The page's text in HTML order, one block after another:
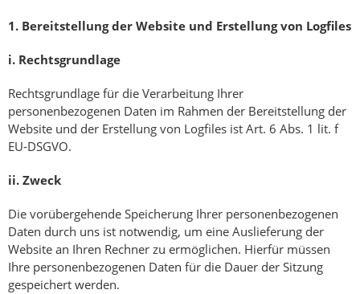
1. Bereitstellung der Website und Erstellung von Logfiles
i. Rechtsgrundlage
Rechtsgrundlage für die Verarbeitung Ihrer
personenbezogenen Daten im Rahmen der Bereitstellung der
Website und der Erstellung von Logfiles ist Art. 6 Abs. 1 lit. f
EU-DSGVO.
ii. Zweck
Die vorübergehende Speicherung Ihrer personenbezogenen
Daten durch uns ist notwendig, um eine Auslieferung der
Website an Ihren Rechner zu ermöglichen. Hierfür müssen
Ihre personenbezogenen Daten für die Dauer der Sitzung
gespeichert werden.